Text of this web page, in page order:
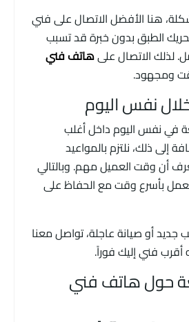
هنا الأفضل الاتصال على فني
الطبق بدون خبرة قد تسبب
لذلك الاتصال علىهاتف فني
ومجهود.
نفس اليوم
في نفس اليوم داخل أغلب
إلى ذلك، نلتزم بالمواعيد
أن وقت العميل مهم. وبالتالي
بأسرع وقت مع الحفاظ على
جديد أو صيانة عاجلة، تواصل معنا
فني إليك فوراً.
حول هاتف فني